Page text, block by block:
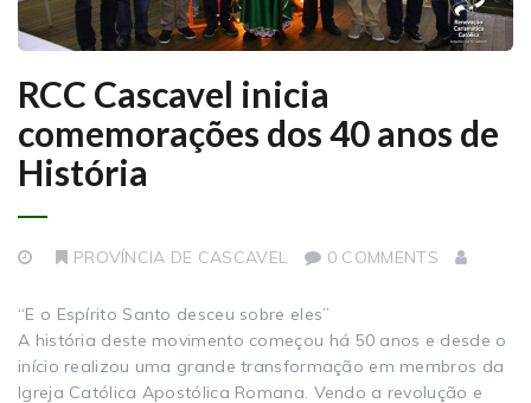
RCC Cascavel inicia
comemorações dos 40 anos de
História
PROVÍNCIA DE CASCAVEL 0 COMMENTS
“E o Espírito Santo desceu sobre eles”
A história deste movimento começou há 50 anos e desde o
início realizou uma grande transformação em membros da
Igreja Católica Apostólica Romana. Vendo a revolução e